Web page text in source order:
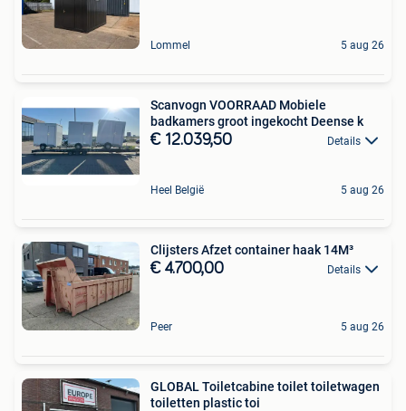
Lommel 5 aug 26
Scanvogn VOORRAAD Mobiele
badkamers groot ingekocht Deense k
€ 12.039,50 Details
Heel België 5 aug 26
Clijsters Afzet container haak 14M³
€ 4.700,00 Details
Peer 5 aug 26
GLOBAL Toiletcabine toilet toiletwagen
toiletten plastic toi